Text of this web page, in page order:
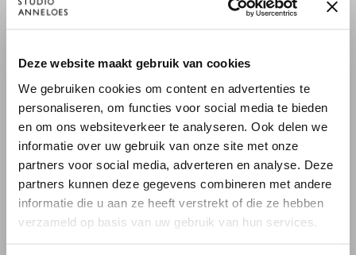
Deze website maakt gebruik van cookies
We gebruiken cookies om content en advertenties te
personaliseren, om functies voor social media te bieden
en om ons websiteverkeer te analyseren. Ook delen we
informatie over uw gebruik van onze site met onze
partners voor social media, adverteren en analyse. Deze
partners kunnen deze gegevens combineren met andere
informatie die u aan ze heeft verstrekt of die ze hebben
verzameld op basis van uw gebruik van hun services.
Balance zwischen Stabilität und Geschmeidigkeit. Der Stoff trägt
Ausstrahlung.
weißt, was du kaufst. Diese Einblicke helfen uns, diese
Auswirkungen kontinuierlich zu senken.
Mehr über Nachhaltigkeit lesen bei Studio Anneloes.
Wasser
4.87 m3
4.55 kg CO2
Energie
21.04 kWh
WILLKOMMEN BEI STUDIO
ANNELOES
Es scheint, dass du uns von einem anderen Land aus
Bist du am richtigen Ort?
Zur niederländischen Seite wechseln